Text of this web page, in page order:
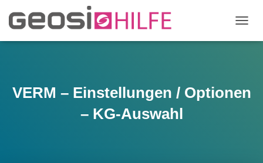
A
T
VERM – Einstellungen / Optionen
– KG-Auswahl